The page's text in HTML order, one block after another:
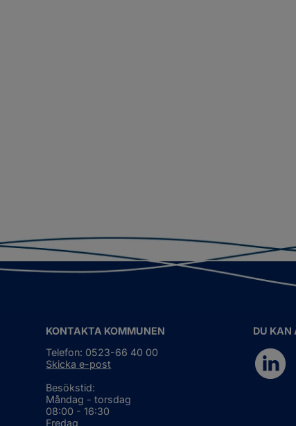
KONTAKTA KOMMUNEN
Telefon: 0523-66 40 00
Skicka e-post
Besökstid:
Måndag - torsdag
08:00 - 16:30
Fredag
DU KAN